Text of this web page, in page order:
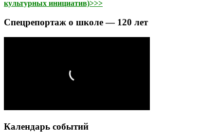
культурных инициатив)>>>
Спецрепортаж о школе — 120 лет
Календарь событий